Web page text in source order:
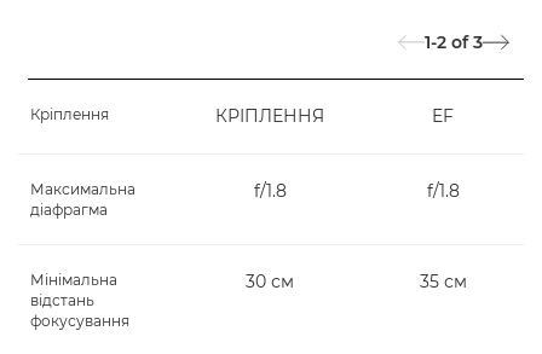
1-2 of 3
Кріплення КРІПЛЕННЯ EF
Максимальна
діафрагма
f/1.8 f/1.8
Мінімальна
відстань
фокусування
30 см 35 см